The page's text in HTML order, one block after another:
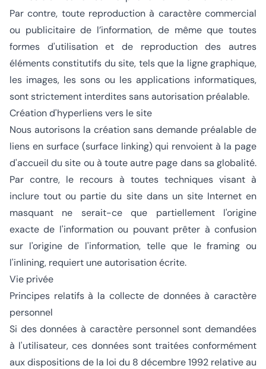
Par contre, toute reproduction à caractère commercial
ou publicitaire de l’information, de même que toutes
formes d'utilisation et de reproduction des autres
éléments constitutifs du site, tels que la ligne graphique,
les images, les sons ou les applications informatiques,
sont strictement interdites sans autorisation préalable.
Création d'hyperliens vers le site
Nous autorisons la création sans demande préalable de
liens en surface (surface linking) qui renvoient à la page
d'accueil du site ou à toute autre page dans sa globalité.
Par contre, le recours à toutes techniques visant à
inclure tout ou partie du site dans un site Internet en
masquant ne serait-ce que partiellement l'origine
exacte de l'information ou pouvant prêter à confusion
sur l'origine de l'information, telle que le framing ou
l'inlining, requiert une autorisation écrite.
Vie privée
Principes relatifs à la collecte de données à caractère
personnel
Si des données à caractère personnel sont demandées
à l'utilisateur, ces données sont traitées conformément
aux dispositions de la loi du 8 décembre 1992 relative au